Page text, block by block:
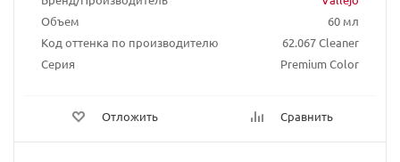
Объем
60 мл
Код оттенка по производителю
62.067 Cleaner
Серия
Premium Color
Отложить Сравнить